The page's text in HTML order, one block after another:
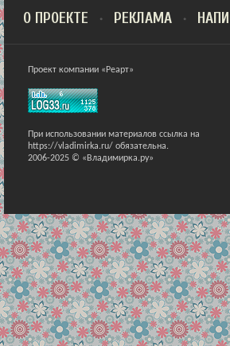
О ПРОЕКТЕ РЕКЛАМА
Проект компании «Реарт»
При использовании материалов ссылка на
https://vladimirka.ru/ обязательна.
2006-2025 © «Владимирка.ру»